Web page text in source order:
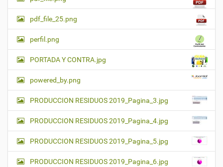
pdf_file_25.png
perfil.png
PORTADA Y CONTRA.jpg
powered_by.png
PRODUCCION RESIDUOS 2019_Pagina_3.jpg
PRODUCCION RESIDUOS 2019_Pagina_4.jpg
PRODUCCION RESIDUOS 2019_Pagina_5.jpg
PRODUCCION RESIDUOS 2019_Pagina_6.jpg